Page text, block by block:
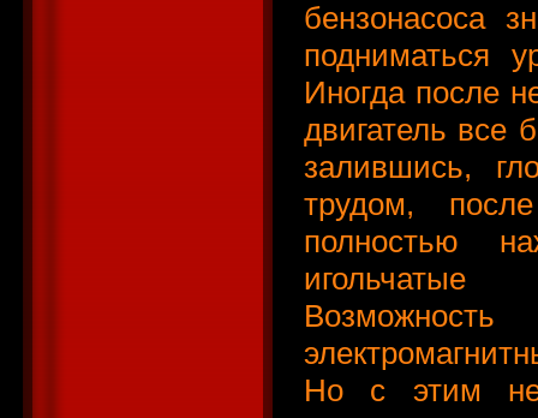
бензонасоса
подниматься
Иногда после
двигатель все
залившись,
трудом,
полностью
Но с этим не